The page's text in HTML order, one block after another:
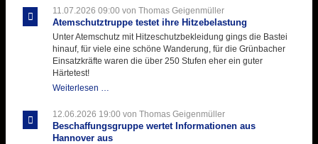
für
der
Kirmes
mit
zukunftsweisender
11.07.2026 09:00 von Thomas Geigenmüller
Atemschutztruppe testet ihre Hitzebelastung
Unter Atemschutz mit Hitzeschutzbekleidung gings die Bastei
hinauf, für viele eine schöne Wanderung, für die Grünbacher
Einsatzkräfte waren die über 250 Stufen eher ein guter
Härtetest!
Weiterlesen …
ihre
Hitzebelastung
12.06.2026 19:00 von Thomas Geigenmüller
Beschaffungsgruppe wertet Informationen aus
Hannover aus